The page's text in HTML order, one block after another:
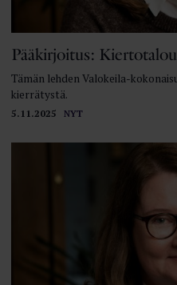
5.11.2025 NYT
Pääkirjoitus:
Tämän lehden Valokeila-
kierrätystä.